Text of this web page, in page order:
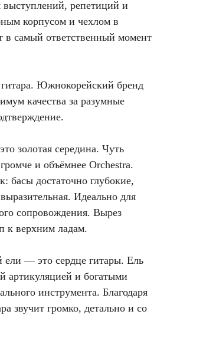
репетиций и
корпусом и чехлом в
в самый ответственный момент
Южнокорейский бренд
качества за разумные
золотая середина. Чуть
и объёмнее Orchestra.
басы достаточно глубокие,
Идеально для
сопровождения. Вырез
к верхним ладам.
ели — это сердце гитары. Ель
артикуляцией и богатыми
инструмента. Благодаря
звучит громко, детально и со